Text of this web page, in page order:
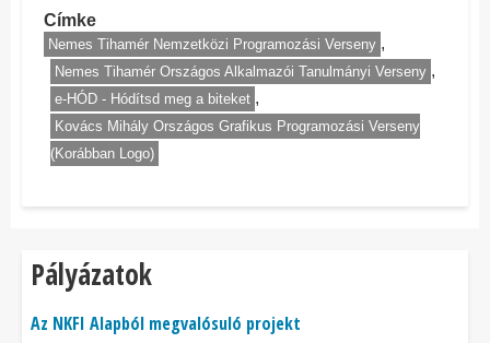
Címke
Nemes Tihamér Nemzetközi Programozási Verseny
Nemes Tihamér Országos Alkalmazói Tanulmányi Verseny
e-HÓD - Hódítsd meg a biteket
Kovács Mihály Országos Grafikus Programozási Verseny
(Korábban Logo)
Pályázatok
Az NKFI Alapból megvalósuló projekt